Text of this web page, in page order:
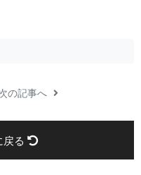
の記事へ
る